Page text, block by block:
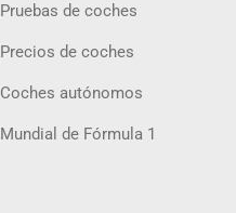
Pruebas de coches
Precios de coches
Coches autónomos
Mundial de Fórmula 1